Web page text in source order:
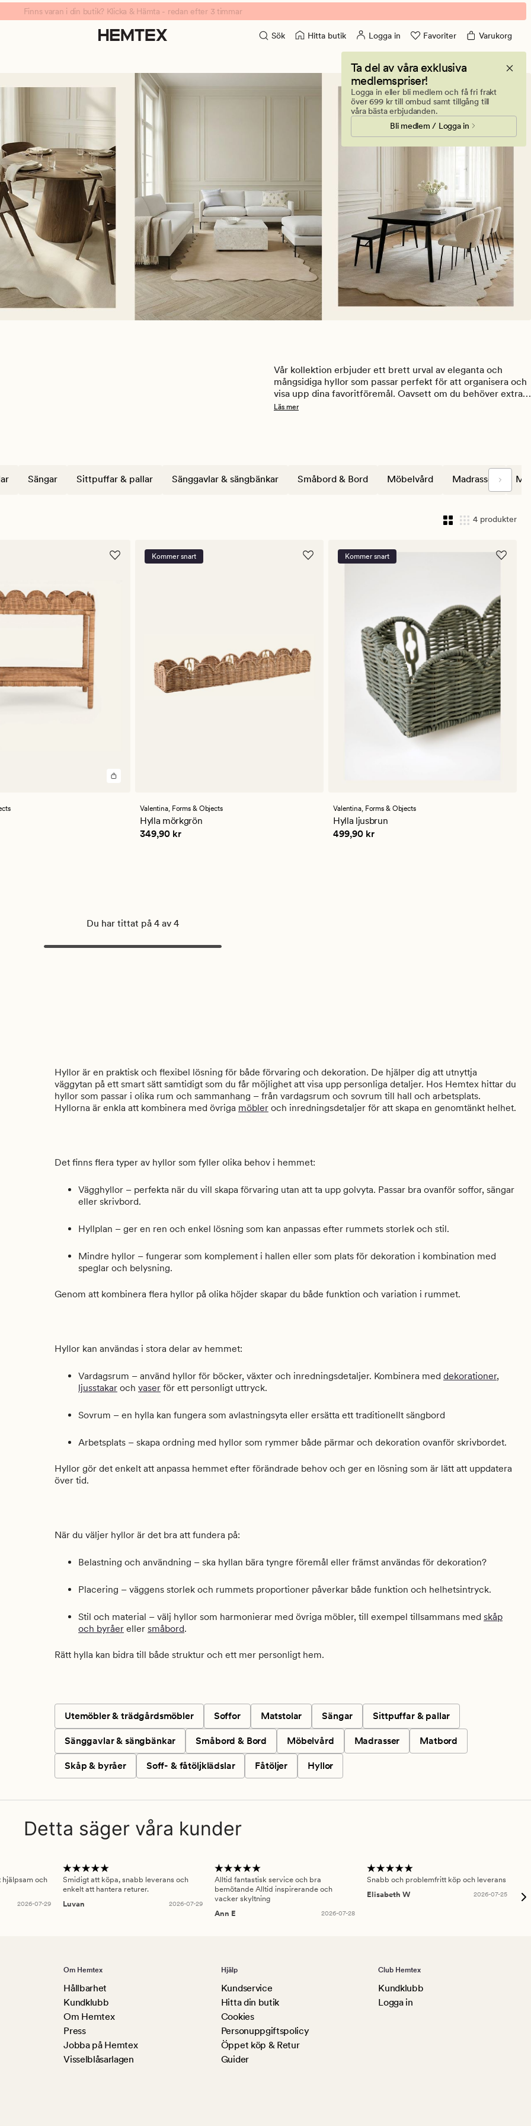
Finns varan i din butik? Klicka & Hämta - redan efter 3 timmar
Sök Hitta butik Logga in Favoriter Varukorg
Ta del av våra exklusiva
medlemspriser!
Logga in eller bli medlem och få fri frakt
över 699 kr till ombud samt tillgång till
våra bästa erbjudanden.
Bli medlem / Logga in
Vår kollektion erbjuder ett brett urval av eleganta och
mångsidiga hyllor som passar perfekt för att organisera och
visa upp dina favoritföremål. Oavsett om du behöver extra
förvaringsutrymme i vardagsrummet, sovrummet, köket
Läs mer
Sängar Sittpuffar & pallar Sänggavlar & sängbänkar Småbord & Bord Möbelvård Madrasser
4 produkter
Kommer snart
Valentina, Forms & Objects
Hylla mörkgrön
Pris 349,90 kr
349,90 kr
Kommer snart
Valentina, Forms & Objects
Hylla ljusbrun
Pris 499,90 kr
499,90 kr
Du har tittat på 4 av 4
Hyllor är en praktisk och flexibel lösning för både förvaring och dekoration. De hjälper dig att utnyttja
väggytan på ett smart sätt samtidigt som du får möjlighet att visa upp personliga detaljer. Hos Hemtex hittar du
hyllor som passar i olika rum och sammanhang – från vardagsrum och sovrum till hall och arbetsplats.
Hyllorna är enkla att kombinera med övriga möbler och inredningsdetaljer för att skapa en genomtänkt helhet.
Det finns flera typer av hyllor som fyller olika behov i hemmet:
Vägghyllor – perfekta när du vill skapa förvaring utan att ta upp golvyta. Passar bra ovanför soffor, sängar
eller skrivbord.
Hyllplan – ger en ren och enkel lösning som kan anpassas efter rummets storlek och stil.
Mindre hyllor – fungerar som komplement i hallen eller som plats för dekoration i kombination med
speglar och belysning.
Genom att kombinera flera hyllor på olika höjder skapar du både funktion och variation i rummet.
Hyllor kan användas i stora delar av hemmet:
Vardagsrum – använd hyllor för böcker, växter och inredningsdetaljer. Kombinera med dekorationer,
ljusstakar och vaser för ett personligt uttryck.
Sovrum – en hylla kan fungera som avlastningsyta eller ersätta ett traditionellt sängbord
Arbetsplats – skapa ordning med hyllor som rymmer både pärmar och dekoration ovanför skrivbordet.
Hyllor gör det enkelt att anpassa hemmet efter förändrade behov och ger en lösning som är lätt att uppdatera
över tid.
När du väljer hyllor är det bra att fundera på:
Belastning och användning – ska hyllan bära tyngre föremål eller främst användas för dekoration?
Placering – väggens storlek och rummets proportioner påverkar både funktion och helhetsintryck.
Stil och material – välj hyllor som harmonierar med övriga möbler, till exempel tillsammans med skåp
och byråer eller småbord.
Rätt hylla kan bidra till både struktur och ett mer personligt hem.
Utemöbler & trädgårdsmöbler Soffor Matstolar Sängar Sittpuffar & pallar
Sänggavlar & sängbänkar Småbord & Bord Möbelvård Madrasser Matbord
Skåp & byråer Soff- & fåtöljklädslar Fåtöljer Hyllor
Detta säger våra kunder
hjälpsam och
2026-07-29
Smidigt att köpa, snabb leverans och
enkelt att hantera returer.
Luvan
2026-07-29
Alltid fantastisk service och bra
bemötande Alltid inspirerande och
vacker skyltning
Ann E
2026-07-28
Snabb och problemfritt köp och leverans
Elisabeth W
2026-07-25
Om Hemtex
Hållbarhet
Kundklubb
Om Hemtex
Press
Jobba på Hemtex
Visselblåsarlagen
Hjälp
Kundservice
Hitta din butik
Cookies
Personuppgiftspolicy
Öppet köp & Retur
Guider
Club Hemtex
Kundklubb
Logga in